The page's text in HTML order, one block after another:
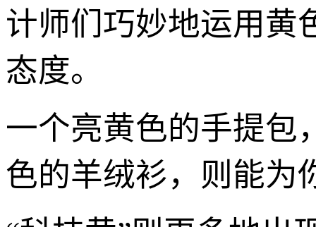
计师们巧妙地运用黄
态度。
一个亮黄色的手提包
色的羊绒衫，则能为